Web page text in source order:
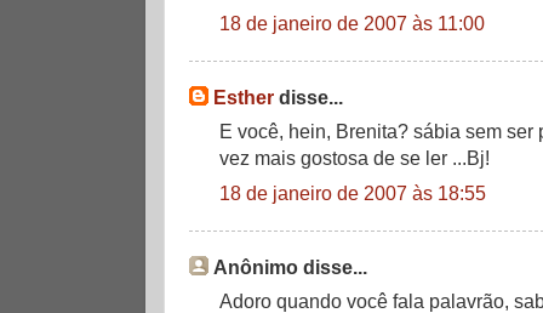
18 de janeiro de 2007 às 11:00
Esther disse...
E você, hein, Brenita? sábia sem
vez mais gostosa de se ler ...Bj!
18 de janeiro de 2007 às 18:55
Anônimo disse...
Adoro quando você fala palavrão,